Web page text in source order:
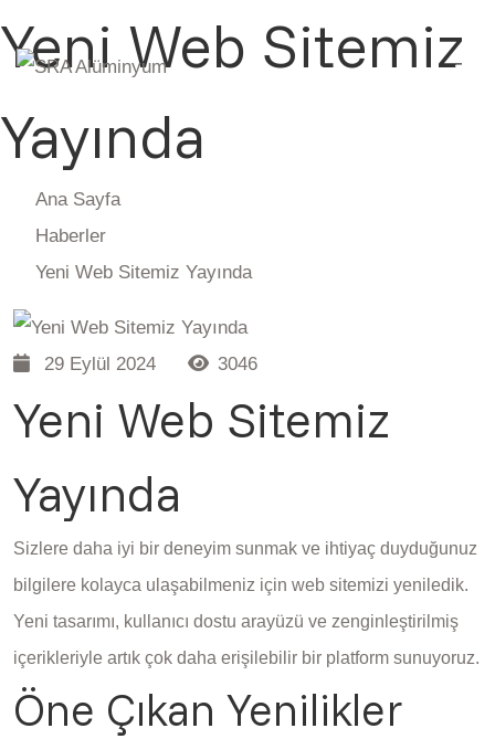
Yeni Web Sitemiz
Yayında
Ana Sayfa
Haberler
Yeni Web Sitemiz Yayında
29 Eylül 2024 3046
Yeni Web Sitemiz
Yayında
Sizlere daha iyi bir deneyim sunmak ve ihtiyaç duyduğunuz
bilgilere kolayca ulaşabilmeniz için web sitemizi yeniledik.
Yeni tasarımı, kullanıcı dostu arayüzü ve zenginleştirilmiş
içerikleriyle artık çok daha erişilebilir bir platform sunuyoruz.
Öne Çıkan Yenilikler